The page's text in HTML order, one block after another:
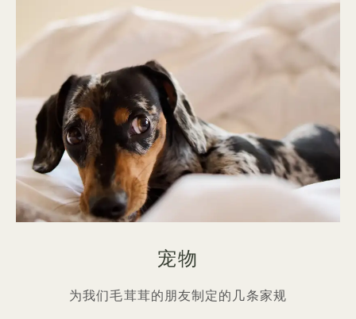
宠物
为我们毛茸茸的朋友制定的几条家规